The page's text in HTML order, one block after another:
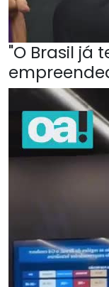
"O Brasil já